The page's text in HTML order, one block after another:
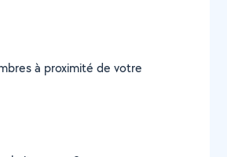
à proximité de votre